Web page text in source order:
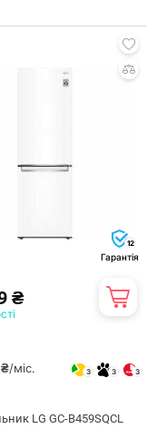
12
Гарантія
₴
₴/міс. 3 3 3
LG GC-B459SQCL